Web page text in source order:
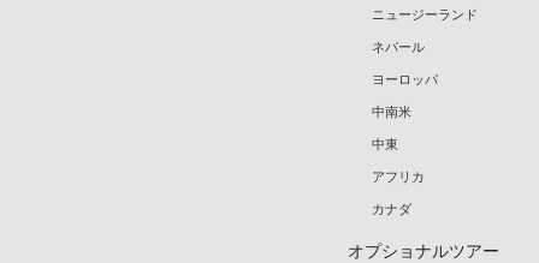
ニュージーランド
ネパール
ヨーロッパ
中南米
中東
アフリカ
カナダ
オプショナルツアー